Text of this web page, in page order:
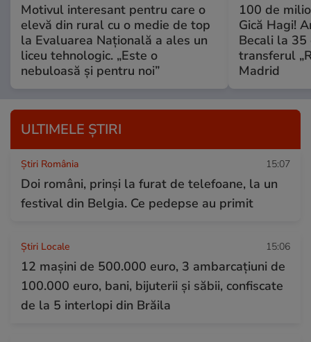
Motivul interesant pentru care o
elevă din rural cu o medie de top
la Evaluarea Națională a ales un
liceu tehnologic. „Este o
nebuloasă și pentru noi”
100 de
Gică Hagi!
Becali la 35
transferul
Madrid
ULTIMELE ȘTIRI
Știri România 15:07
Doi români, prinși la furat de telefoane, la un
festival din Belgia. Ce pedepse au primit
Știri Locale 15:06
12 mașini de 500.000 euro, 3 ambarcaţiuni de
100.000 euro, bani, bijuterii și săbii, confiscate
de la 5 interlopi din Brăila